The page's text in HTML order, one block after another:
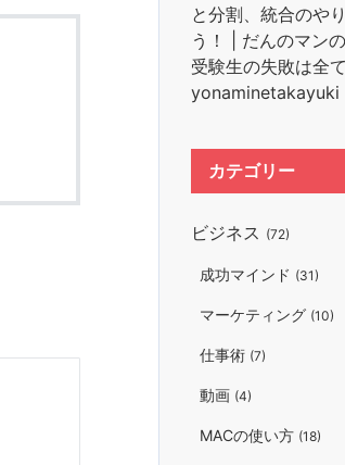
と分割、統合のや
う！ | だんのマン
受験生の失敗は全
yonaminetakayuki
カテゴリー
ビジネス (72)
成功マインド (31)
マーケティング (10)
仕事術 (7)
動画 (4)
MACの使い方 (18)